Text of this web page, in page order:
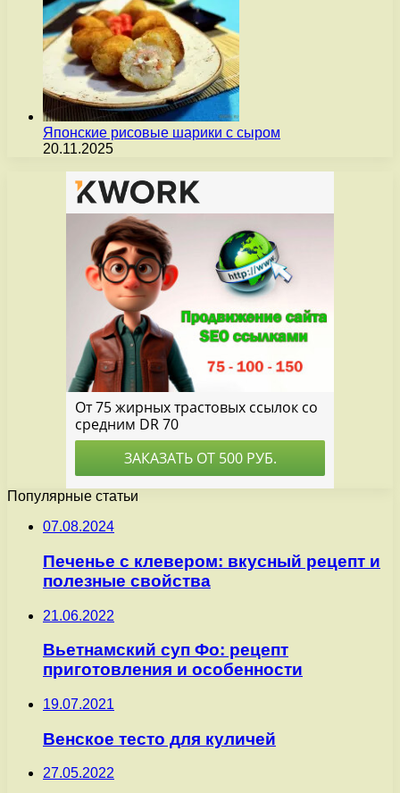
Японские рисовые шарики с сыром
20.11.2025
Популярные статьи
07.08.2024
Печенье с клевером: вкусный рецепт и
полезные свойства
21.06.2022
Вьетнамский суп Фо: рецепт
приготовления и особенности
19.07.2021
Венское тесто для куличей
27.05.2022